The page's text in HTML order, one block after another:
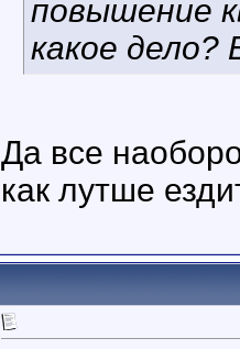
повышение
какое дело?
Да все
как лутше